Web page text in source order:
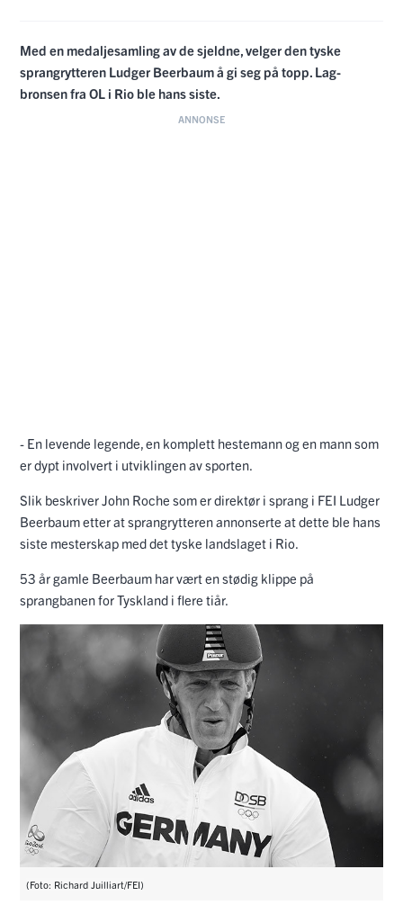
Med en medaljesamling av de sjeldne, velger den tyske
sprangrytteren Ludger Beerbaum å gi seg på topp. Lag-
bronsen fra OL i Rio ble hans siste.
- En levende legende, en komplett hestemann og en mann som
er dypt involvert i utviklingen av sporten.
Slik beskriver John Roche som er direktør i sprang i FEI Ludger
Beerbaum etter at sprangrytteren annonserte at dette ble hans
siste mesterskap med det tyske landslaget i Rio.
53 år gamle Beerbaum har vært en stødig klippe på
sprangbanen for Tyskland i flere tiår.
(Foto: Richard Juilliart/FEI)